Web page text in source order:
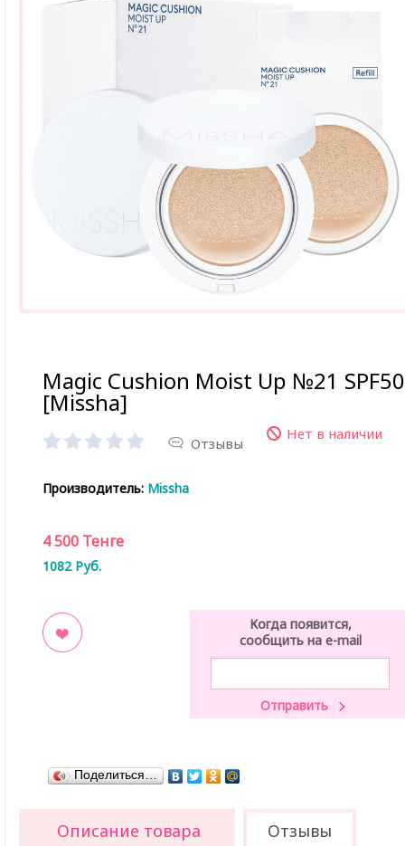
Magic Cushion Moist Up №21 SPF50
[Missha]
Отзывы
Нет в наличии
Производитель: Missha
4 500 Тенге
1082 Руб.
Когда появится,
сообщить на e-mail
Поделиться…
Описание товара Отзывы